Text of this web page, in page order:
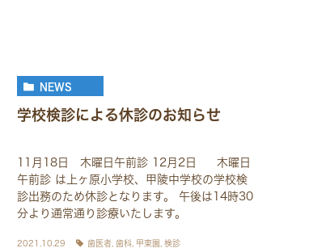
NEWS
学校検診による休診のお知らせ
11月18日 木曜日午前診 12月2日 木曜日
午前診 は上ヶ原小学校、甲陵中学校の学校検
診出務のため休診となります。 午後は14時30
分より通常通り診療いたします。
2021.10.29 歯医者, 歯科, 甲東園 検診